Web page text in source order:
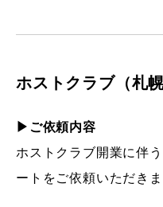
ホストクラブ（札
▶ご依頼内容
ホストクラブ開業に伴
ートをご依頼いただきま